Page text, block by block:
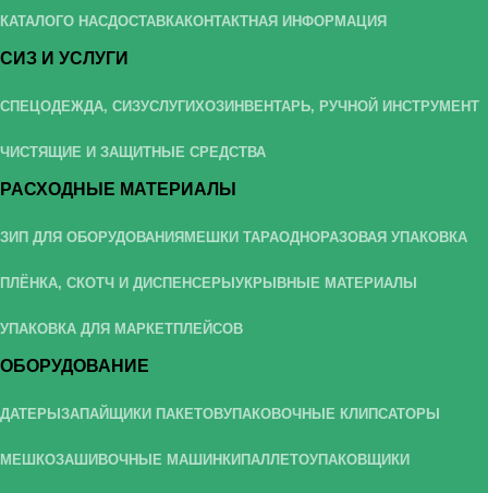
КАТАЛОГО НАСДОСТАВКАКОНТАКТНАЯ ИНФОРМАЦИЯ
СИЗ И УСЛУГИ
СПЕЦОДЕЖДА, СИЗУСЛУГИХОЗИНВЕНТАРЬ, РУЧНОЙ ИНСТРУМЕНТ
ЧИСТЯЩИЕ И ЗАЩИТНЫЕ СРЕДСТВА
РАСХОДНЫЕ МАТЕРИАЛЫ
ЗИП ДЛЯ ОБОРУДОВАНИЯ МЕШКИ ТАРАОДНОРАЗОВАЯ УПАКОВКА
ПЛЁНКА, СКОТЧ И ДИСПЕНСЕРЫ УКРЫВНЫЕ МАТЕРИАЛЫ
УПАКОВКА ДЛЯ МАРКЕТПЛЕЙСОВ
ОБОРУДОВАНИЕ
ДАТЕРЫ ЗАПАЙЩИКИ ПАКЕТОВУПАКОВОЧНЫЕ КЛИПСАТОРЫ
МЕШКОЗАШИВОЧНЫЕ МАШИНКИ ПАЛЛЕТОУПАКОВЩИКИ